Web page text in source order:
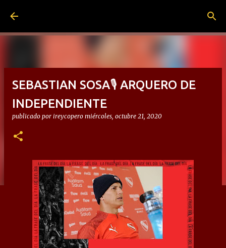
SEBASTIAN SOSA🎙 ARQUERO DE
INDEPENDIENTE
publicado por ireycopero miércoles, octubre 21, 2020